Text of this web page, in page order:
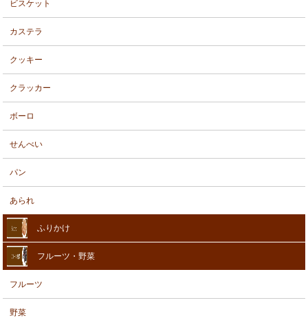
ビスケット
カステラ
クッキー
クラッカー
ボーロ
せんべい
パン
あられ
ふりかけ
フルーツ・野菜
フルーツ
野菜